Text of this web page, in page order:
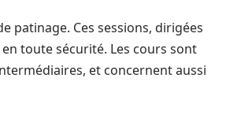
patinage. Ces sessions, dirigées
toute sécurité. Les cours sont
et concernent aussi